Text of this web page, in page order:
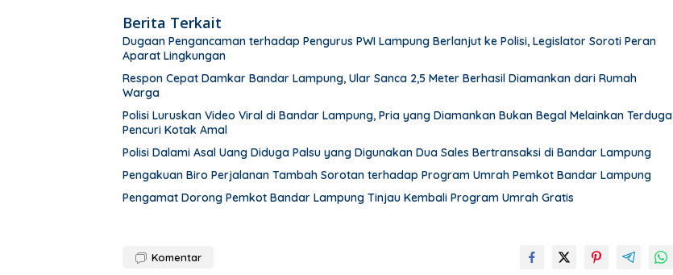
Berita Terkait
Dugaan Pengancaman terhadap Pengurus PWI Lampung Berlanjut ke Polisi, Legislator Soroti Peran
Aparat Lingkungan
Respon Cepat Damkar Bandar Lampung, Ular Sanca 2,5 Meter Berhasil Diamankan dari Rumah
Warga
Polisi Luruskan Video Viral di Bandar Lampung, Pria yang Diamankan Bukan Begal Melainkan Terduga
Pencuri Kotak Amal
Polisi Dalami Asal Uang Diduga Palsu yang Digunakan Dua Sales Bertransaksi di Bandar Lampung
Pengakuan Biro Perjalanan Tambah Sorotan terhadap Program Umrah Pemkot Bandar Lampung
Pengamat Dorong Pemkot Bandar Lampung Tinjau Kembali Program Umrah Gratis
Komentar